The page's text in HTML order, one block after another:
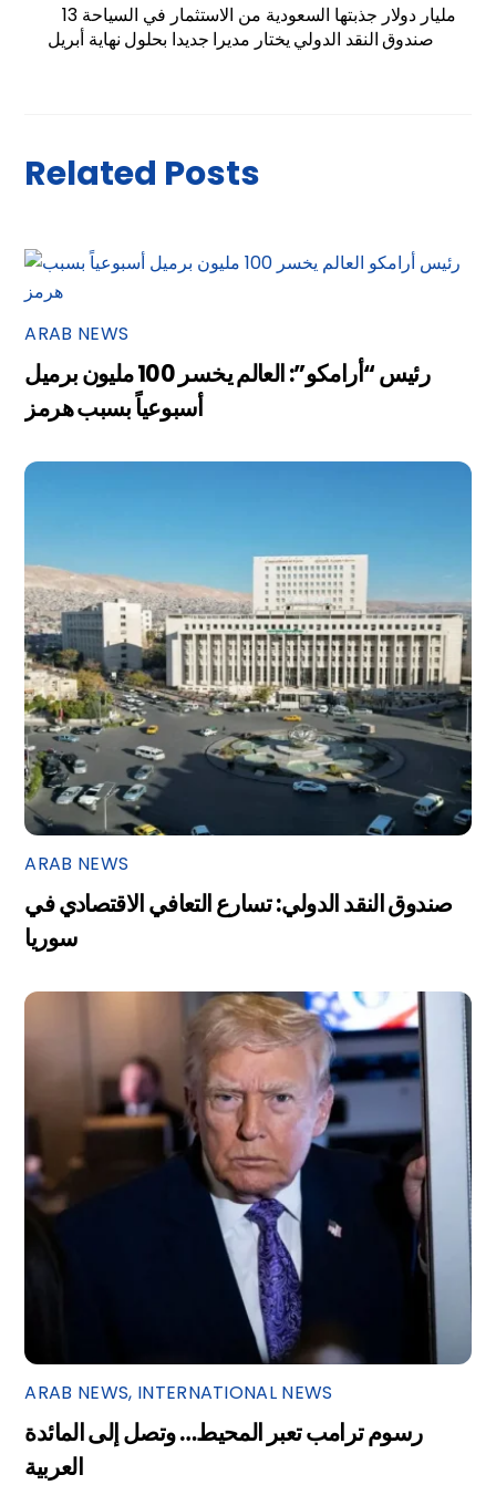
13 مليار دولار جذبتها السعودية من الاستثمار في السياحة
صندوق النقد الدولي يختار مديرا جديدا بحلول نهاية أبريل
Related Posts
ARAB NEWS
رئيس “أرامكو”: العالم يخسر 100 مليون برميل
أسبوعياً بسبب هرمز
ARAB NEWS
صندوق النقد الدولي: تسارع التعافي الاقتصادي في
سوريا
ARAB NEWS, INTERNATIONAL NEWS
رسوم ترامب تعبر المحيط… وتصل إلى المائدة
العربية